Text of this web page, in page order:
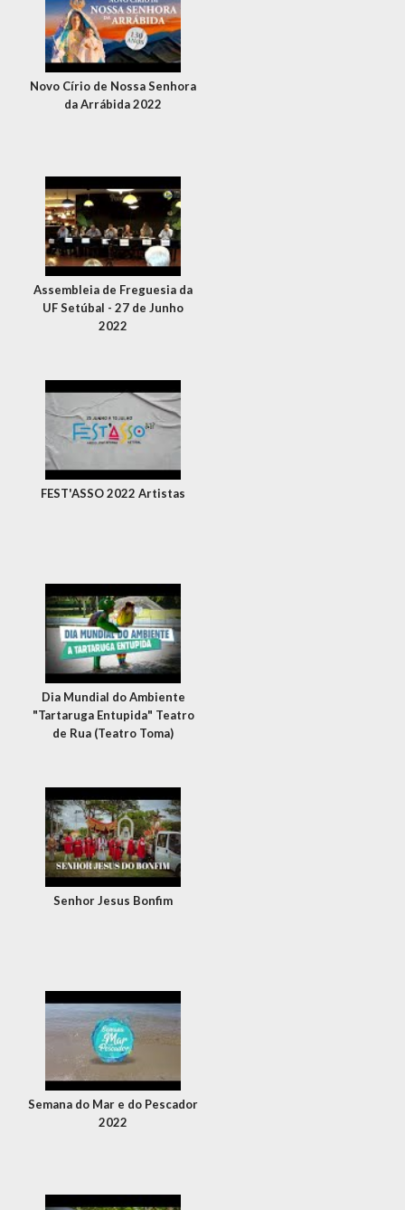
Novo Círio de Nossa Senhora
da Arrábida 2022
Assembleia de Freguesia da
UF Setúbal - 27 de Junho
2022
FEST'ASSO 2022 Artistas
Dia Mundial do Ambiente
"Tartaruga Entupida" Teatro
de Rua (Teatro Toma)
Senhor Jesus Bonfim
Semana do Mar e do Pescador
2022